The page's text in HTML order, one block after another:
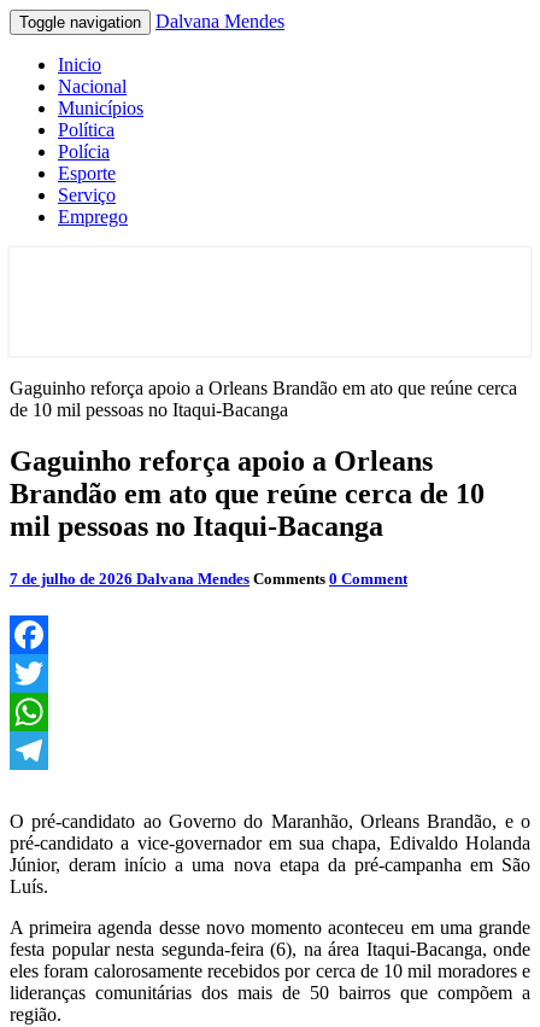
Toggle navigation Dalvana Mendes
Inicio
Nacional
Municípios
Política
Polícia
Esporte
Serviço
Emprego
Gaguinho reforça apoio a Orleans Brandão em ato que reúne cerca
de 10 mil pessoas no Itaqui-Bacanga
Gaguinho reforça apoio a Orleans
Brandão em ato que reúne cerca de 10
mil pessoas no Itaqui-Bacanga
7 de julho de 2026 Dalvana Mendes Comments 0 Comment
Facebook
Twitter
WhatsApp
O pré-candidato ao Governo do Maranhão, Orleans Brandão, e o
pré-candidato a vice-governador em sua chapa, Edivaldo Holanda
Júnior, deram início a uma nova etapa da pré-campanha em São
Luís.
A primeira agenda desse novo momento aconteceu em uma grande
festa popular nesta segunda-feira (6), na área Itaqui-Bacanga, onde
eles foram calorosamente recebidos por cerca de 10 mil moradores e
lideranças comunitárias dos mais de 50 bairros que compõem a
região.